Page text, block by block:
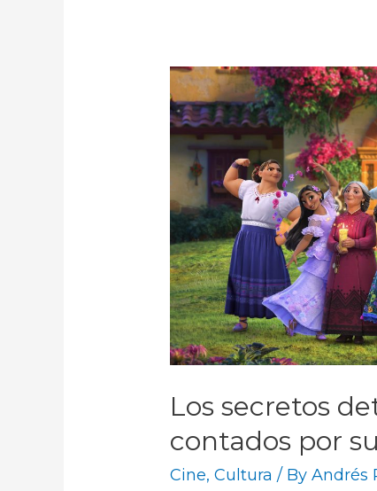
Los secretos
contados por
Cine,Cultura / ByAndrés